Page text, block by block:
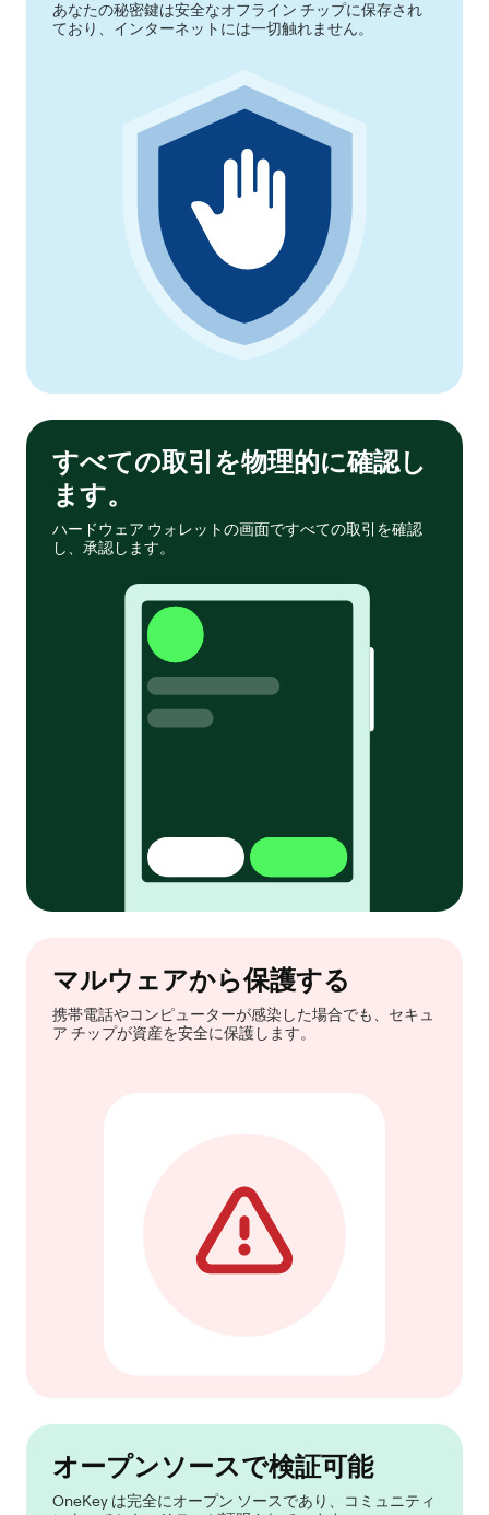
あなたの秘密鍵は安全なオフライン チップに保存され
ており、インターネットには一切触れません。
すべての取引を物理的に確認し
ます。
ハードウェア ウォレットの画面ですべての取引を確認
し、承認します。
マルウェアから保護する
携帯電話やコンピューターが感染した場合でも、セキュ
ア チップが資産を安全に保護します。
オープンソースで検証可能
OneKey は完全にオープン ソースであり、コミュニティ